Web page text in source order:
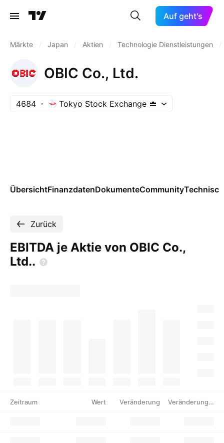
Auf geht's
Märkte Japan Aktien Technologie Dienstleistungen
OBIC Co., Ltd.
4684 Tokyo Stock Exchange
ÜbersichtFinanzdatenDokumenteCommunity
Zurück
EBITDA je Aktie von OBIC Co.,
Ltd..
Zeitraum Wert Veränderung Veränderung %